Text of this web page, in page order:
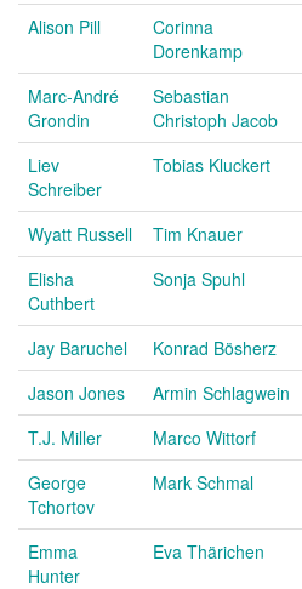
Alison Pill
Corinna
Dorenkamp
Marc-André
Grondin
Sebastian
Christoph Jacob
Liev
Schreiber
Tobias Kluckert
Wyatt Russell
Tim Knauer
Elisha
Cuthbert
Sonja Spuhl
Jay Baruchel Konrad Bösherz
Jason Jones
Armin Schlagwein
T.J. Miller
Marco Wittorf
George
Tchortov
Mark Schmal
Emma
Hunter
Eva Thärichen